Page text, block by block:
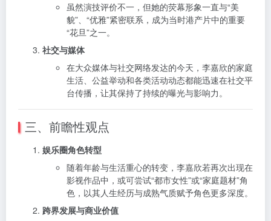
虽然演技评价不一，但她的荧幕形象一直与“美
貌”、“优雅”紧密联系，成为当时港产片中的重要
“花旦”之一。
社交与媒体
在大众媒体与社交网络发达的今天，李嘉欣的家庭
生活、公益举动和各类活动动态都能迅速在社交平
台传播，让其保持了持续的曝光与影响力。
三、前瞻性观点
娱乐圈角色转型
随着年龄与生活重心的转变，李嘉欣若再次出现在
影视作品中，或可尝试“都市女性”或“家庭题材”角
色，以其人生经历与成熟气质赋予角色更多深度。
跨界发展与商业价值